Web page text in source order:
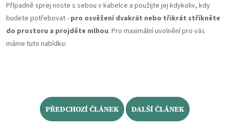
Případně sprej noste s sebou v kabelce a použijte jej kdykoliv, kdy
budete potřebovat - pro osvěžení dvakrát nebo třikrát stříkněte
do prostoru a projděte mlhou. Pro maximální uvolnění pro vás
máme tuto nabídku:
PŘEDCHOZÍ ČLÁNEK DALŠÍ ČLÁNEK